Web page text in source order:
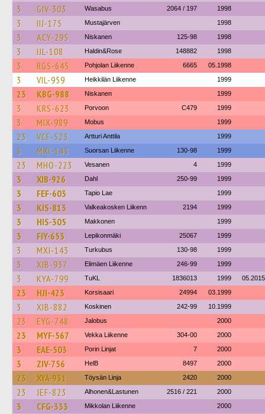
3 GIV-303 Wasabus 2064 / 197 1998
3 IIJ-175 Mustajärven 1998
3 ACY-295 Niskanen 125-98 1998
3 IJL-108 Haldin&Rose 148882 1998
3 RGS-645 Pohjolan Liikenne 6665 05.1998
3 VIL-959 Heikkilän Liikenne 1999
23 KBG-988 Niskanen 1999
3 KRS-623 Porvoon C479 1999
3 MIX-989 Mobus 1999
23 VCF-523 Artturi Anttila 1999
3 MXI-143 Suorsan Liikenne 130-98 1999
23 MHO-223 Vesanen 4 1999
3 XIB-926 Dahl 250-99 1999
3 FEF-603 Tapio Lae 1999
3 KIS-813 Valkeakosken Liikenn 2194 1999
3 HIS-305 Makkonen 1999
3 FIY-653 Lepikonmäki 25067 1999
3 MXI-143 Turkubus 130-98 1999
3 XIB-937 Elimäen Liikenne 246-99 1999
3 KYA-799 TuKL 1836013 1999 05.2015
23 HJI-423 Korsisaari 24994 03.1999
3 XIB-882 Koskinen 242-99 10.1999
23 EYG-748 Jalobus 2000
23 MYF-567 Vekka Liikenne 304-00 2000
3 EAE-503 Porin Linjat 7 2000
3 ZIV-756 HelB 8497 2000
23 XYA-931 Töysän Linja 2420 2000
23 JEF-823 Alhonen&Lastunen 2516 / 221 2000
3 CFG-333 Mikkolan Liikenne 2000